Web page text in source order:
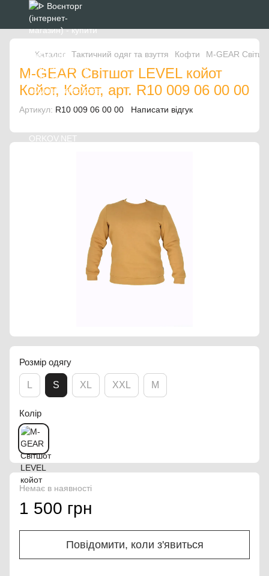
Каталог Тактичний одяг та взуття Кофти M-GEAR
M-GEAR Світшот LEVEL койот
Койот, Койот, арт. R10 009 06 00 00
Артикул: R10 009 06 00 00 Написати відгук
Розмір одягу
S XL XXL M
Колір
Немає в наявності
1 500 грн
Повідомити, коли з'явиться